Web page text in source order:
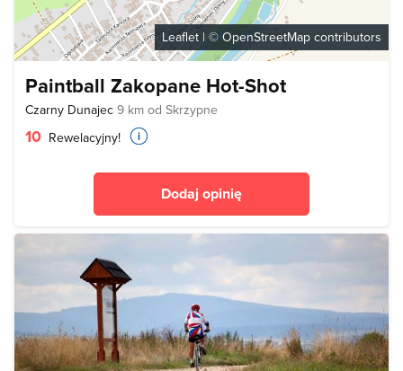
Leaflet | © OpenStreetMap contributors
Paintball Zakopane Hot-Shot
Czarny Dunajec 9 km od Skrzypne
10 Rewelacyjny!
Dodaj opinię